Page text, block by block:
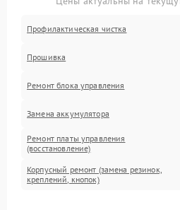
Профилактическая чистка
Прошивка
Ремонт блока управления
Замена аккумулятора
Ремонт платы управления
(восстановление)
Корпусный ремонт (замена резинок,
креплений, кнопок)